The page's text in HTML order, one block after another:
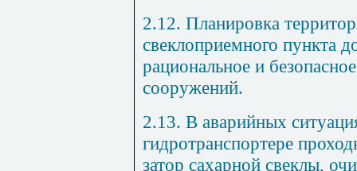
2.12. Планировка
свеклоприемного пункта
рациональное и
сооружений.
2.13. В аварийных
гидротранспортере
затор сахарной свеклы,